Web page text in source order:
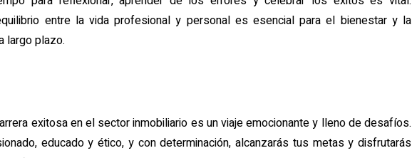
entre la vida profesional y personal es esencial para el bienestar y la
largo plazo.
exitosa en el sector inmobiliario es un viaje emocionante y lleno de desafíos.
educado y ético, y con determinación, alcanzarás tus metas y disfrutarás